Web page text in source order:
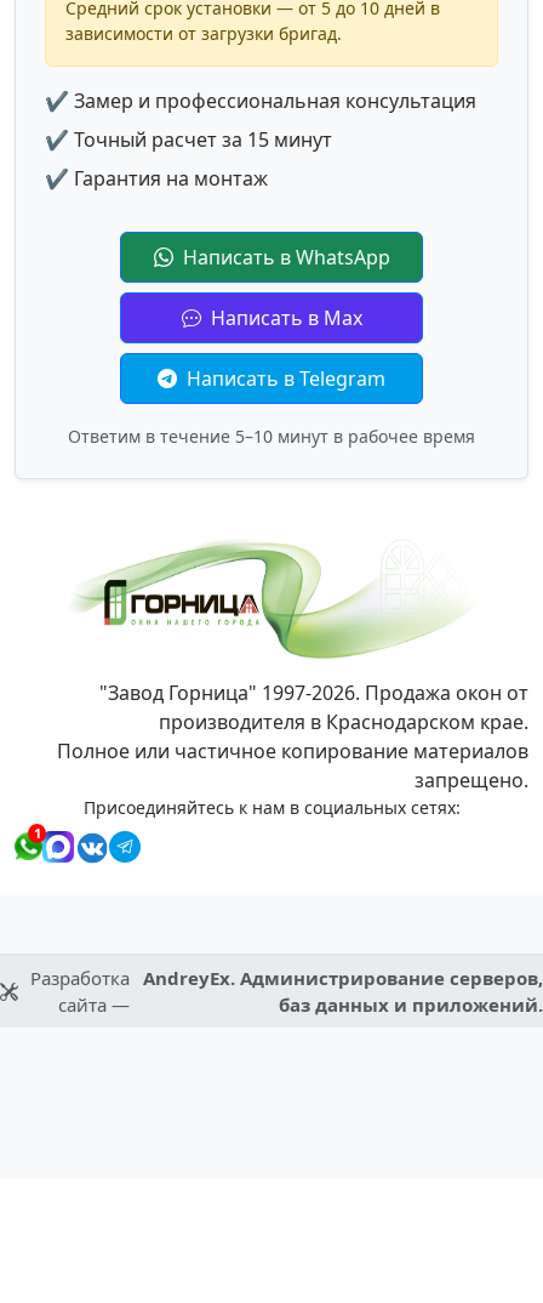
Средний срок установки — от 5 до 10 дней в
зависимости от загрузки бригад.
✔ Замер и профессиональная консультация
✔ Точный расчет за 15 минут
✔ Гарантия на монтаж
Написать в WhatsApp
Написать в Max
Написать в Telegram
Ответим в течение 5–10 минут в рабочее время
"Завод Горница" 1997-2026. Продажа окон от
производителя в Краснодарском крае.
Полное или частичное копирование материалов
запрещено.
Присоединяйтесь к нам в социальных сетях:
1
Разработка
сайта —
AndreyEx. Администрирование серверов,
баз данных и приложений.